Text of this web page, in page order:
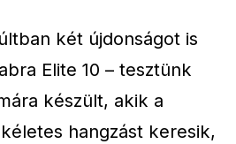
két újdonságot is
Elite 10 – tesztünk
készült, akik a
hangzást keresik,